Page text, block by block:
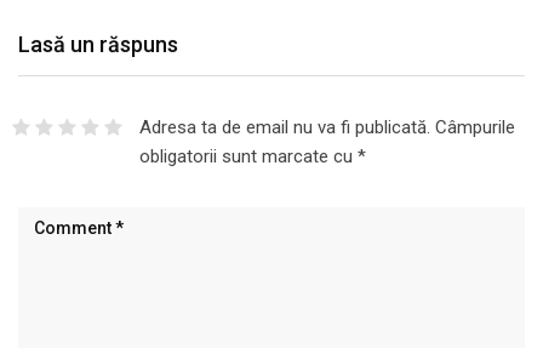
Lasă un răspuns
Adresa ta de email nu va fi publicată. Câmpurile
obligatorii sunt marcate cu *